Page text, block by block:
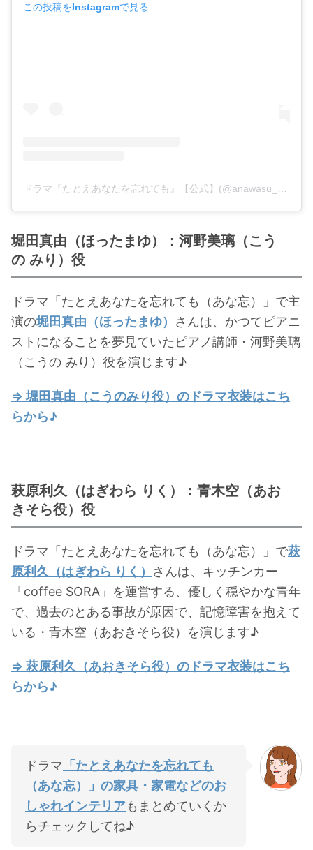
出口夏希
・目黒蓮
・ 京本大我
・ 赤楚衛二
・木村拓哉（キムタク）
佐藤健
・岡田将生
・永瀬廉
・山田裕貴
・田中圭
・女子アナ衣装
・バラエティ番組衣裳
この投稿をInstagramで見る
ドラマ『たとえあなたを忘れても』【公式】(@anawasu_abc)がシェアした投稿
堀田真由（ほったまゆ）：河野美璃（こう
の みり）役
ドラマ「たとえあなたを忘れても（あな忘）」で主
演の堀田真由（ほったまゆ） さんは、かつてピアニ
ストになることを夢見ていたピアノ講師・河野美璃
（こうの みり）役を演じます♪
⇒ 堀田真由（こうのみり役）のドラマ衣装はこち
らから♪
萩原利久（はぎわら りく）：青木空（あお
きそら役）役
ドラマ「たとえあなたを忘れても（あな忘）」で萩
原利久（はぎわら りく） さんは、キッチンカー
「coffee SORA」を運営する、優しく穏やかな青年
で、過去のとある事故が原因で、記憶障害を抱えて
いる・青木空（あおきそら役）を演じます♪
⇒ 萩原利久（あおきそら役）のドラマ衣装はこち
らから♪
ドラマ 「たとえあなたを忘れても
（あな忘）」の家具・家電などのお
しゃれインテリアもまとめていくか
らチェックしてね♪